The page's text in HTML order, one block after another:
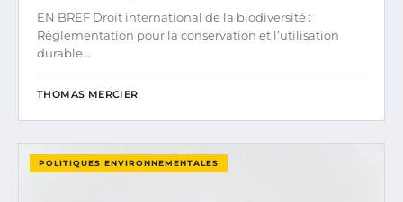
EN BREF Droit international de la biodiversité :
Réglementation pour la conservation et l’utilisation
durable…
THOMAS MERCIER
POLITIQUES ENVIRONNEMENTALES